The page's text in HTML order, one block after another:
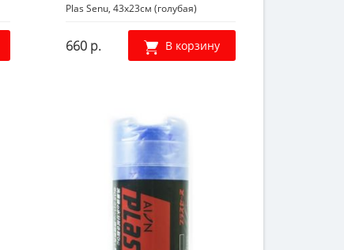
Plas Senu, 43х23см (голубая)
660 р. В корзину